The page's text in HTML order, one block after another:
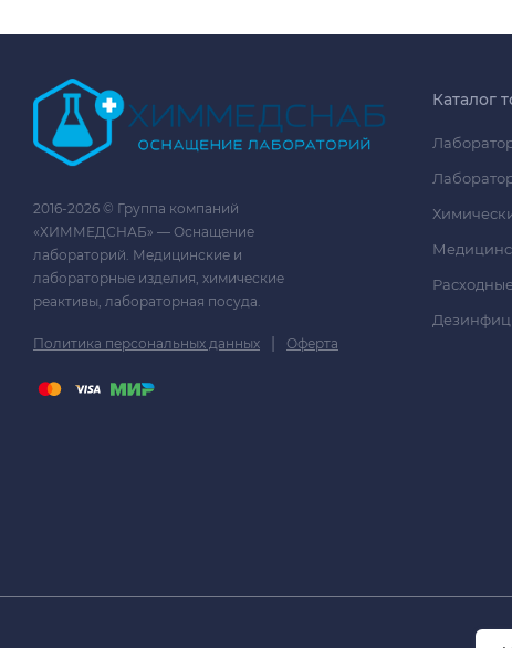
2016-2026 © Группа компаний
«ХИММЕДСНАБ» — Оснащение
лабораторий. Медицинские и
лабораторные изделия, химические
реактивы, лабораторная посуда.
Политика персональных данных | Оферта
Каталог